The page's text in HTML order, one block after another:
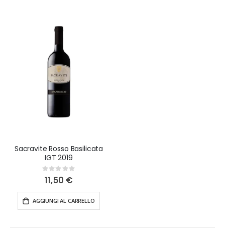
Sacravite Rosso Basilicata
IGT 2019
Rating:
0%
11,50 €
AGGIUNGI AL CARRELLO